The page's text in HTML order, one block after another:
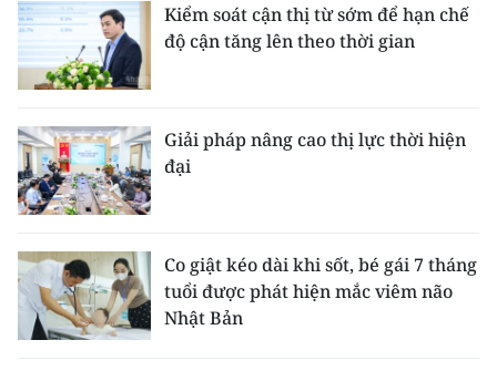
Kiểm soát cận thị từ sớm để hạn chế
độ cận tăng lên theo thời gian
Giải pháp nâng cao thị lực thời hiện
đại
Co giật kéo dài khi sốt, bé gái 7 tháng
tuổi được phát hiện mắc viêm não
Nhật Bản